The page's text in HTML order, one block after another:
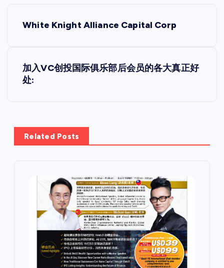
导
航
White Knight Alliance Capital Corp
加入VC创投国际俱乐部后会员的各大真正好
处:
Related Posts